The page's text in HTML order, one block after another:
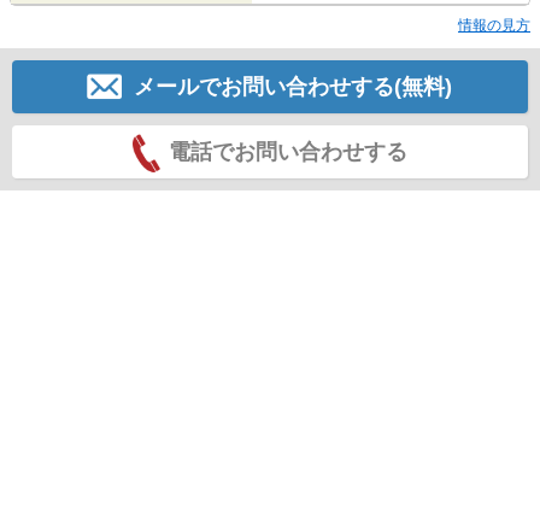
情報の見方
メールでお問い合わせする(無料)
電話でお問い合わせする